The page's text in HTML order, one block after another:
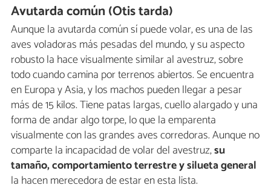
Avutarda común (Otis tarda)
Aunque la avutarda común sí puede volar, es una de las
aves voladoras más pesadas del mundo, y su aspecto
robusto la hace visualmente similar al avestruz, sobre
todo cuando camina por terrenos abiertos. Se encuentra
en Europa y Asia, y los machos pueden llegar a pesar
más de 15 kilos. Tiene patas largas, cuello alargado y una
forma de andar algo torpe, lo que la emparenta
visualmente con las grandes aves corredoras. Aunque no
comparte la incapacidad de volar del avestruz,su
tamaño, comportamiento terrestre y silueta general
la hacen merecedora de estar en esta lista.